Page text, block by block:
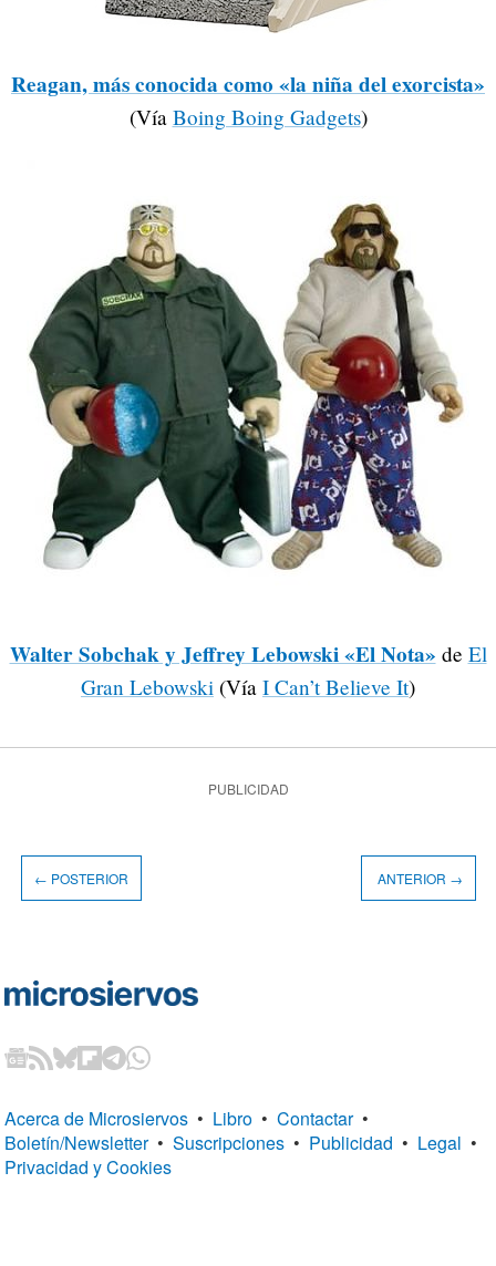
Reagan, más conocida como «la niña del exorcista»
(Vía Boing Boing Gadgets)
Walter Sobchak y Jeffrey Lebowski «El Nota» de El
Gran Lebowski (Vía I Can’t Believe It)
PUBLICIDAD
← POSTERIOR ANTERIOR →
Acerca de Microsiervos • Libro • Contactar •
Boletín/Newsletter • Suscripciones • Publicidad • Legal •
Privacidad y Cookies